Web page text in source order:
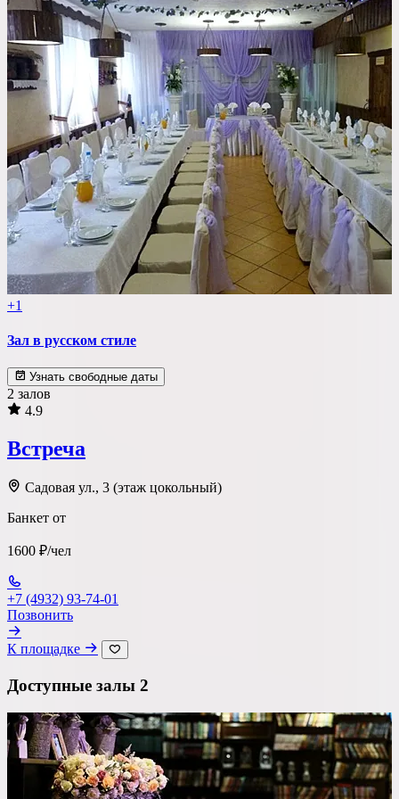
+1
Зал в русском стиле
Узнать свободные даты
2 залов
4.9
Встреча
Садовая ул., 3 (этаж цокольный)
Банкет от
1600 ₽/чел
+7 (4932) 93-74-01
Позвонить
К площадке
Доступные залы 2